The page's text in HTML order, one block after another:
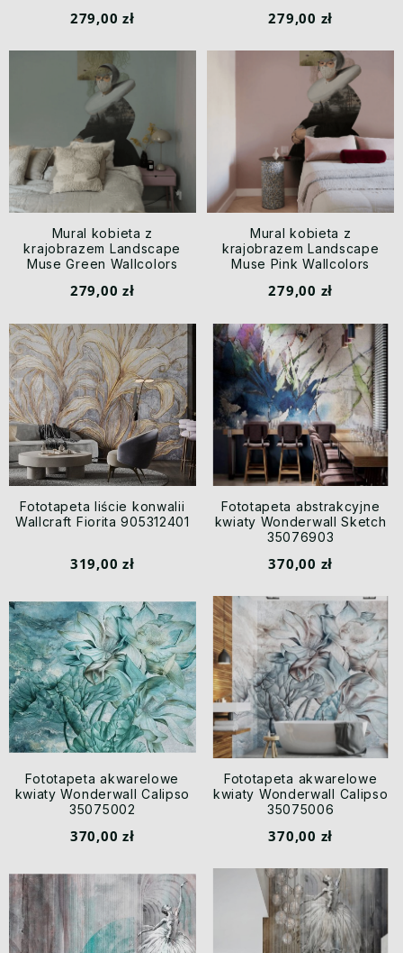
279,00 zł 279,00 zł
Mural kobieta z
krajobrazem Landscape
Muse Green Wallcolors
279,00 zł
Mural kobieta z
krajobrazem Landscape
Muse Pink Wallcolors
279,00 zł
Fototapeta liście konwalii
Wallcraft Fiorita 905312401
319,00 zł
Fototapeta abstrakcyjne
kwiaty Wonderwall Sketch
35076903
370,00 zł
Fototapeta akwarelowe
kwiaty Wonderwall Calipso
35075002
370,00 zł
Fototapeta akwarelowe
kwiaty Wonderwall Calipso
35075006
370,00 zł